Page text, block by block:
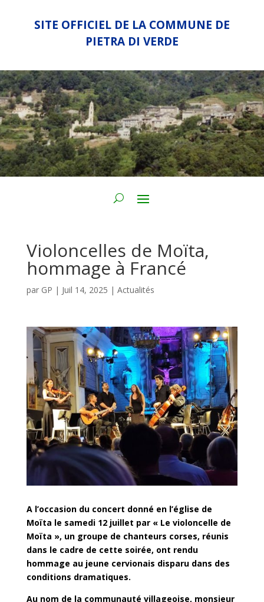
SITE OFFICIEL DE LA COMMUNE DE
PIETRA DI VERDE
Violoncelles de Moïta,
hommage à Francé
par GP | Juil 14, 2025 | Actualités
A l’occasion du concert donné en l’église de
Moïta le samedi 12 juillet par « Le violoncelle de
Moïta », un groupe de chanteurs corses, réunis
dans le cadre de cette soirée, ont rendu
hommage au jeune cervionais disparu dans des
conditions dramatiques.
Au nom de la communauté villageoise, monsieur